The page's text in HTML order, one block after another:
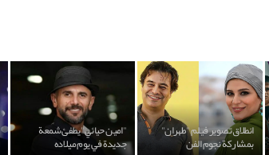
انطلاق تصوير فيلم "طهران"
بمشاركة نجوم الفن
"امين حيائي" يطفئ شمعة
جديدة في يوم ميلاده